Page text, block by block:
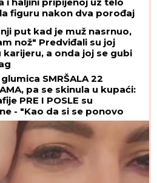
figuru nakon dva porođaj
put kad je muž nasrnuo,
nož" Predviđali su joj
karijeru, a onda joj se gubi
SMRŠALA 22
pa se skinula u kupaći:
PRE I POSLE su
- "Kao da si se ponovo